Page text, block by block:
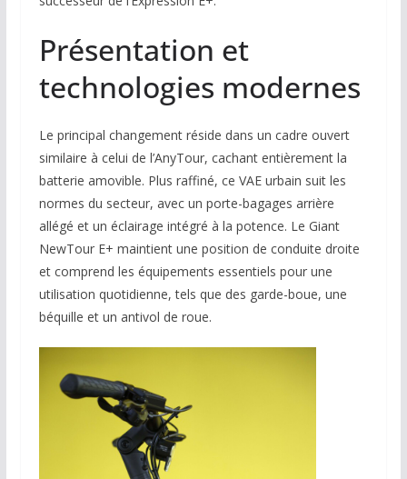
Présentation et
technologies modernes
Le principal changement réside dans un cadre ouvert
similaire à celui de l’AnyTour, cachant entièrement la
batterie amovible. Plus raffiné, ce VAE urbain suit les
normes du secteur, avec un porte-bagages arrière
allégé et un éclairage intégré à la potence. Le Giant
NewTour E+ maintient une position de conduite droite
et comprend les équipements essentiels pour une
utilisation quotidienne, tels que des garde-boue, une
béquille et un antivol de roue.